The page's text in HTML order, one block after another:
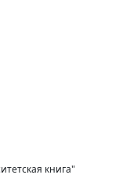
книга"